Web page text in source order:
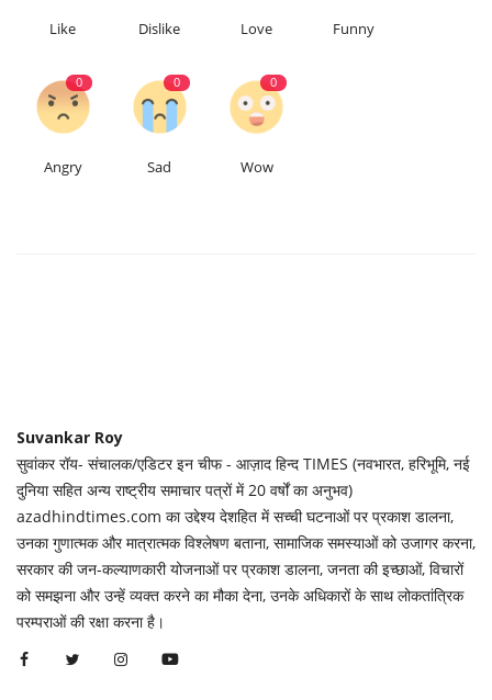
Like Dislike Love Funny
0
Angry
0
Sad
0
Wow
Suvankar Roy
सुवांकर रॉय- संचालक/एडिटर इन चीफ - आज़ाद हिन्द TIMES (नवभारत, हरिभूमि, नई
दुनिया सहित अन्य राष्ट्रीय समाचार पत्रों में 20 वर्षों का अनुभव)
azadhindtimes.com का उद्देश्य देशहित में सच्ची घटनाओं पर प्रकाश डालना,
उनका गुणात्मक और मात्रात्मक विश्लेषण बताना, सामाजिक समस्याओं को उजागर करना,
सरकार की जन-कल्याणकारी योजनाओं पर प्रकाश डालना, जनता की इच्छाओं, विचारों
को समझना और उन्हें व्यक्त करने का मौका देना, उनके अधिकारों के साथ लोकतांत्रिक
परम्पराओं की रक्षा करना है।